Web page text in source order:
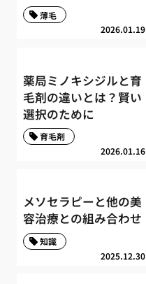
2026.01.19
薄毛
薬局ミノキシジルと育
毛剤の違いとは？賢い
選択のために
2026.01.16
育毛剤
メソセラピーと他の美
容治療との組み合わせ
2025.12.30
知識